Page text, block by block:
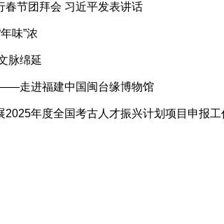
春节团拜会 习近平发表讲话
味”浓
脉绵延
走进福建中国闽台缘博物馆
2025年度全国考古人才振兴计划项目申报工